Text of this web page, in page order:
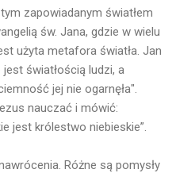
zapowiadanym światłem
św. Jana, gdzie w wielu
użyta metafora światła. Jan
jest światłością ludzi, a
jej nie ogarnęła".
nauczać i mówić:
jest królestwo niebieskie”.
Różne są pomysły